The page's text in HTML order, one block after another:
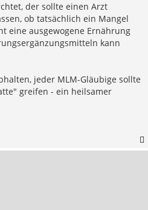
der sollte einen Arzt
ob tatsächlich ein Mangel
eine ausgewogene Ernährung
kann
jeder MLM-Gläubige sollte
greifen - ein heilsamer